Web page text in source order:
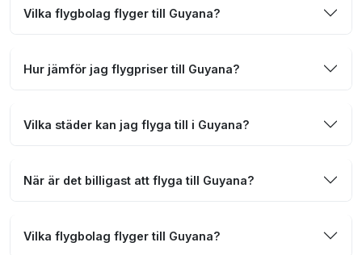
Vilka flygbolag flyger till Guyana?
Hur jämför jag flygpriser till Guyana?
Vilka städer kan jag flyga till i Guyana?
När är det billigast att flyga till Guyana?
Vilka flygbolag flyger till Guyana?